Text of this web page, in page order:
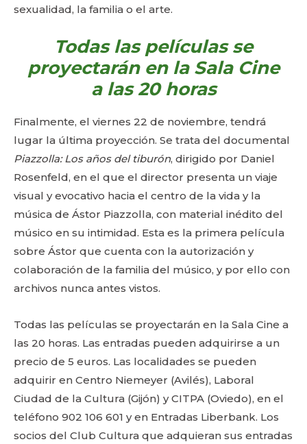
sexualidad, la familia o el arte.
Todas las películas se
proyectarán en la Sala Cine
a las 20 horas
Finalmente, el viernes 22 de noviembre, tendrá
lugar la última proyección. Se trata del documental
Piazzolla: Los años del tiburón, dirigido por Daniel
Rosenfeld, en el que el director presenta un viaje
visual y evocativo hacia el centro de la vida y la
música de Ástor Piazzolla, con material inédito del
músico en su intimidad. Esta es la primera película
sobre Ástor que cuenta con la autorización y
colaboración de la familia del músico, y por ello con
archivos nunca antes vistos.
Todas las películas se proyectarán en la Sala Cine a
las 20 horas. Las entradas pueden adquirirse a un
precio de 5 euros. Las localidades se pueden
adquirir en Centro Niemeyer (Avilés), Laboral
Ciudad de la Cultura (Gijón) y CITPA (Oviedo), en el
teléfono 902 106 601 y en Entradas Liberbank. Los
socios del Club Cultura que adquieran sus entradas